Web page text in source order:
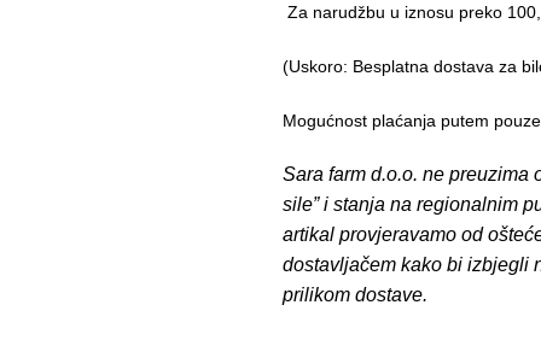
Za narudžbu u iznosu preko
(Uskoro: Besplatna dostava za
Mogućnost plaćanja putem
Sara farm d.o.o. ne preuzima
sile” i stanja na regionalnim
artikal provjeravamo od
dostavljačem kako bi izbjegli
prilikom dostave.